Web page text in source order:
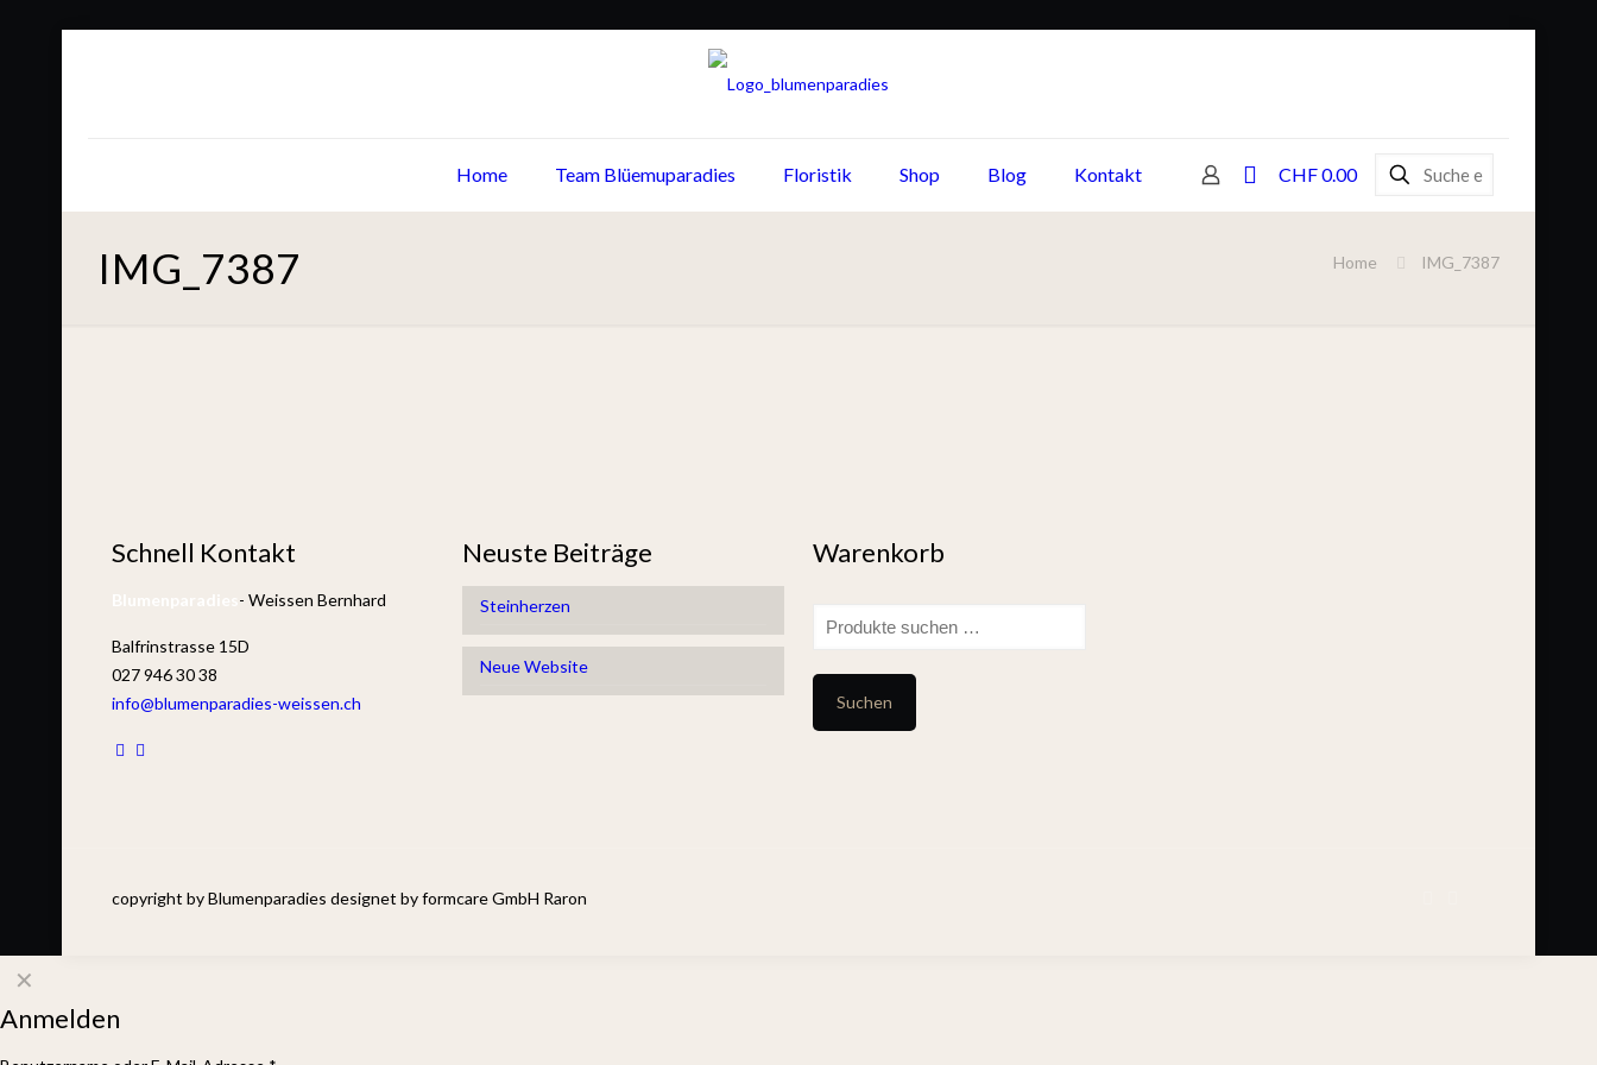
Home Team Blüemuparadies Floristik Shop Blog Kontakt CHF 0.00
IMG_7387 Home IMG_7387
Schnell Kontakt
- Weissen Bernhard
Balfrinstrasse 15D
027 946 30 38
info@blumenparadies-weissen.ch
Neuste Beiträge
Steinherzen
Neue Website
Warenkorb
Suchen
Suchen
copyright by Blumenparadies designet by formcare GmbH Raron
✕
Anmelden